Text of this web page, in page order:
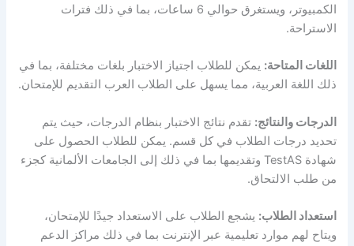
الكمبيوتر، ويستغرق حوالي 6 ساعات، بما في ذلك فترات
الاستراحة.
اللغات المتاحة: يمكن للطلاب اجتياز الاختبار بلغات مختلفة، بما في
ذلك اللغة العربية، مما يسهل على الطلاب العرب التقديم للإمتحان.
الدرجات والنتائج: تقدم نتائج الاختبار بنظام الدرجات، حيث يتم
تحديد درجات الطلاب في كل قسم. يمكن للطلاب الحصول على
شهادة TestAS وتقديمها بما في ذلك إلى الجامعات الألمانية كجزء
من طلب الالتحاق.
استعداد الطلاب: يشجع الطلاب على الاستعداد جيدًا للإمتحان،
ويتاح لهم موارد تعليمية عبر الإنترنت بما في ذلك مراكز الدعم